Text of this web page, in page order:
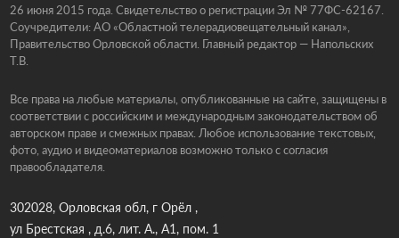
26 июня 2015 года. Свидетельство о регистрации Эл № 77ФС-62167.
Соучредители: АО «Областной телерадиовещательный канал»,
Правительство Орловской области. Главный редактор — Напольских
Т.В.
Все права на любые материалы, опубликованные на сайте, защищены в
соответствии с российским и международным законодательством об
авторском праве и смежных правах. Любое использование текстовых,
фото, аудио и видеоматериалов возможно только с согласия
правообладателя.
302028, Орловская обл, г Орёл ,
ул Брестская , д.6, лит. А., А1, пом. 1